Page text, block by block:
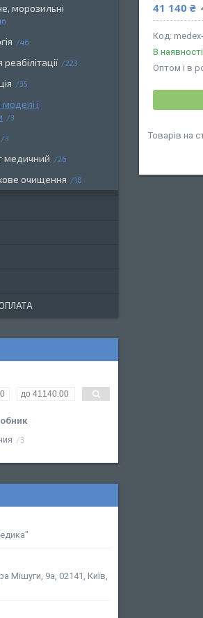
41 140 ₴
В наявності
Оптом і в
морозильні
46
223
35
і
3
3
медичний 26
очищення 18
3
Мішуги, 9а, 02141, Київ,